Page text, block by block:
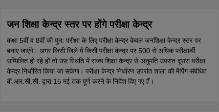
जन शिक्षा केन्द्र स्तर पर होंगे परीक्षा केन्द्र
कक्षा 5वीं व 8वीं की पुन: परीक्षा के लिए परीक्षा केन्द्र केवल जनशिक्षा केन्द्र स्तर पर
बनाए जाएंगे। अगर किसी जिले में किसी परीक्षा केन्द्र पर 500 से अधिक परीक्षार्थी
सम्मिलित हो रहे हों तो उस स्थिति में राज्य शिक्षा केन्द्र से अनुमति उपरांत दूसरा परीक्षा
केन्द्र निर्धारित किया जा सकेगा। परीक्षा केन्द्र निर्धारण उपरांत शाला की मैपिंग संबंधित
बी.आर.सी.सी. द्वारा 15 मई तक पूर्ण करने के निर्देश दिए गए हैं।